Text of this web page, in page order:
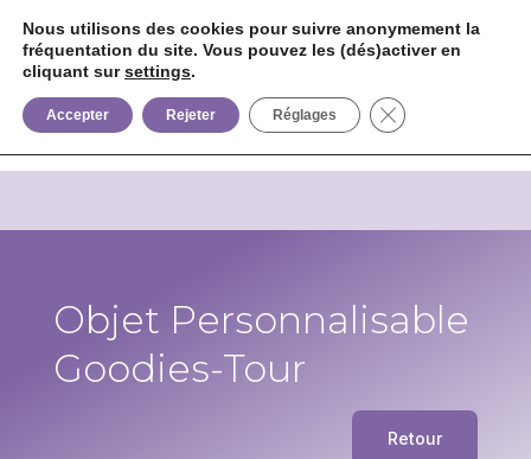
 
Objet Personnalisable
Goodies-Tour
Retour
Nous utilisons des cookies pour suivre anonymement la
fréquentation du site. Vous pouvez les (dés)activer en
cliquant sursettings.
Accepter Rejeter Réglages Fermer la